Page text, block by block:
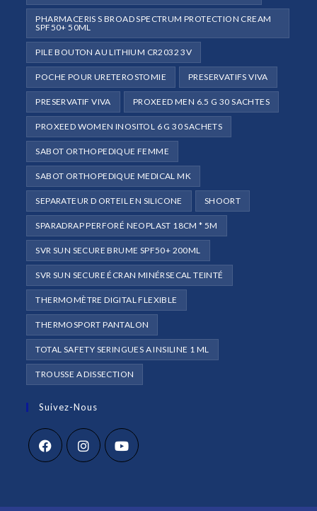
PHARMACERIS S BROAD SPECTRUM PROTECTION CREAM
SPF50+ 50ML
PILE BOUTON AU LITHIUM CR2032 3V
POCHE POUR URETEROSTOMIE PRESERVATIFS VIVA
PRESERVATIF VIVA PROXEED MEN 6.5 G 30 SACHTES
PROXEED WOMEN INOSITOL 6 G 30 SACHETS
SABOT ORTHOPEDIQUE FEMME
SABOT ORTHOPEDIQUE MEDICAL MK
SEPARATEUR D ORTEIL EN SILICONE SHOORT
SPARADRAP PERFORÉ NEOPLAST 18CM * 5M
SVR SUN SECURE BRUME SPF50+ 200ML
SVR SUN SECURE ÉCRAN MINÉRSECAL TEINTÉ
THERMOMÈTRE DIGITAL FLEXIBLE
THERMOSPORT PANTALON
TOTAL SAFETY SERINGUES A INSILINE 1 ML
TROUSSE A DISSECTION
Suivez-Nous
un
un
un